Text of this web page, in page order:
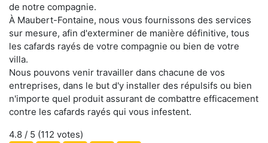
de notre compagnie.
À Maubert-Fontaine, nous vous fournissons des services
sur mesure, afin d'exterminer de manière définitive, tous
les cafards rayés de votre compagnie ou bien de votre
villa.
Nous pouvons venir travailler dans chacune de vos
entreprises, dans le but d'y installer des répulsifs ou bien
n'importe quel produit assurant de combattre efficacement
contre les cafards rayés qui vous infestent.
4.8 / 5 (112 votes)